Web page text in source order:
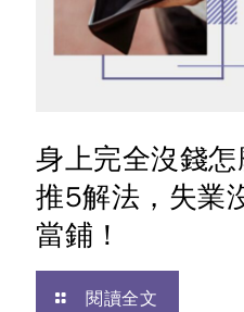
身上完全沒錢怎
推5解法，失業
當鋪！
閱讀全文